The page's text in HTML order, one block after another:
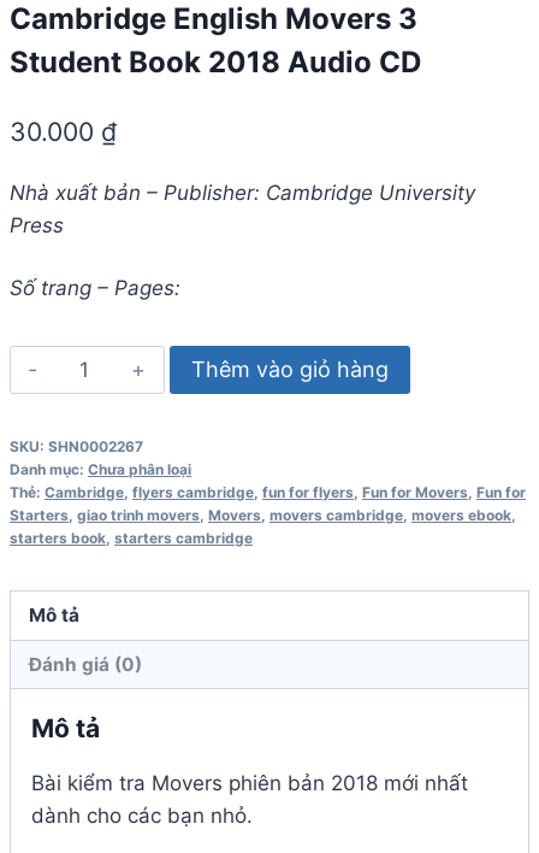
Cambridge English Movers 3
Student Book 2018 Audio CD
30.000 ₫
Nhà xuất bản – Publisher: Cambridge University
Press
Số trang – Pages:
Cambridge
English
3
Student
Book
Audio
CD
số
lượng
Thêm vào giỏ hàng
SKU: SHN0002267
Danh mục: Chưa phân loại
Thẻ: Cambridge, flyers cambridge, fun for flyers, Fun for Movers, Fun for
Starters, giao trinh movers, Movers, movers cambridge, movers ebook,
starters book, starters cambridge
Mô tả
Đánh giá (0)
Mô tả
Bài kiểm tra Movers phiên bản 2018 mới nhất
dành cho các bạn nhỏ.